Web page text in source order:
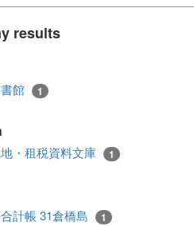
results
館 1
・租税資料文庫 1
計帳 31倉橋島 1